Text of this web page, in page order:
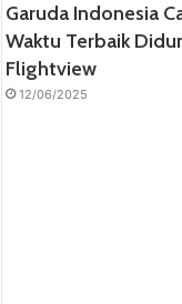
Garuda Indonesia
Waktu Terbaik
Flightview
12/06/2025